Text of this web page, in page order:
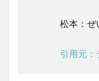
松本：ぜ
引用元：